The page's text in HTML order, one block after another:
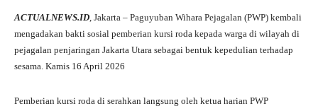
ts
A
pp
gr
a
m
bo
ok
tte
r
re
ACTUALNEWS.ID, Jakarta – Paguyuban Wihara Pejagalan (PWP) kembali
mengadakan bakti sosial pemberian kursi roda kepada warga di wilayah di
pejagalan penjaringan Jakarta Utara sebagai bentuk kepedulian terhadap
sesama. Kamis 16 April 2026
Pemberian kursi roda di serahkan langsung oleh ketua harian PWP